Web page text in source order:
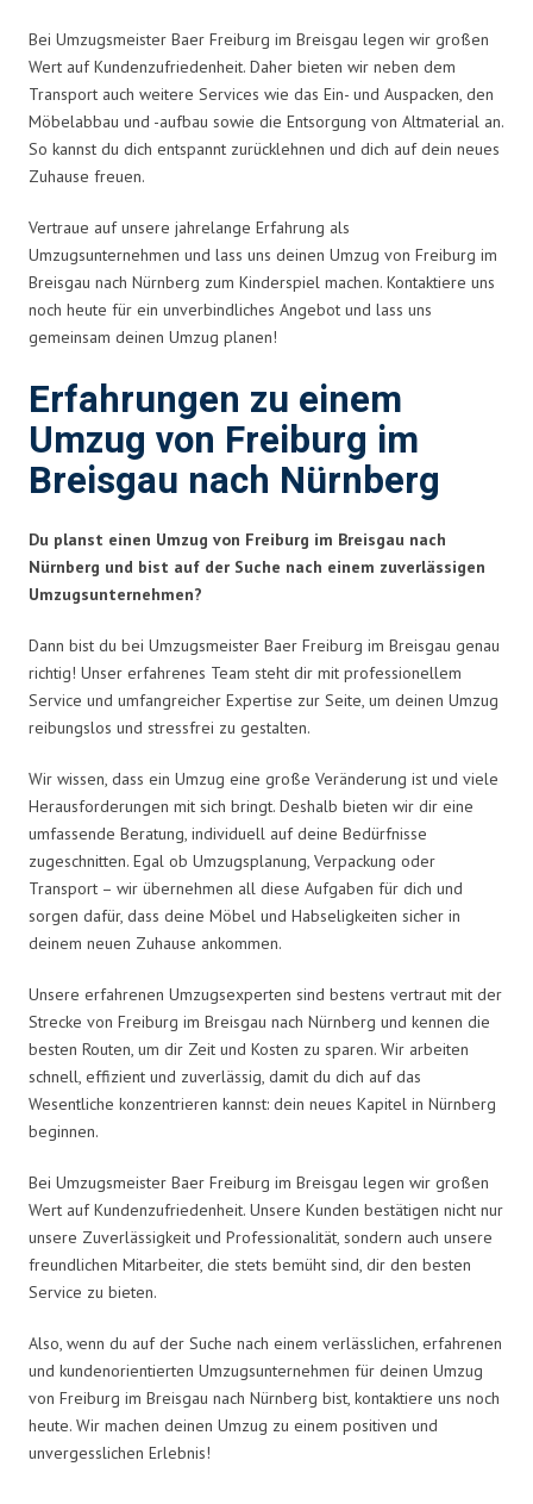
Bei Umzugsmeister Baer Freiburg im Breisgau legen wir großen
Wert auf Kundenzufriedenheit. Daher bieten wir neben dem
Transport auch weitere Services wie das Ein- und Auspacken, den
Möbelabbau und -aufbau sowie die Entsorgung von Altmaterial an.
So kannst du dich entspannt zurücklehnen und dich auf dein neues
Zuhause freuen.
Vertraue auf unsere jahrelange Erfahrung als
Umzugsunternehmen und lass uns deinen Umzug von Freiburg im
Breisgau nach Nürnberg zum Kinderspiel machen. Kontaktiere uns
noch heute für ein unverbindliches Angebot und lass uns
gemeinsam deinen Umzug planen!
Erfahrungen zu einem
Umzug von Freiburg im
Breisgau nach Nürnberg
Du planst einen Umzug von Freiburg im Breisgau nach
Nürnberg und bist auf der Suche nach einem zuverlässigen
Umzugsunternehmen?
Dann bist du bei Umzugsmeister Baer Freiburg im Breisgau genau
richtig! Unser erfahrenes Team steht dir mit professionellem
Service und umfangreicher Expertise zur Seite, um deinen Umzug
reibungslos und stressfrei zu gestalten.
Wir wissen, dass ein Umzug eine große Veränderung ist und viele
Herausforderungen mit sich bringt. Deshalb bieten wir dir eine
umfassende Beratung, individuell auf deine Bedürfnisse
zugeschnitten. Egal ob Umzugsplanung, Verpackung oder
Transport – wir übernehmen all diese Aufgaben für dich und
sorgen dafür, dass deine Möbel und Habseligkeiten sicher in
deinem neuen Zuhause ankommen.
Unsere erfahrenen Umzugsexperten sind bestens vertraut mit der
Strecke von Freiburg im Breisgau nach Nürnberg und kennen die
besten Routen, um dir Zeit und Kosten zu sparen. Wir arbeiten
schnell, effizient und zuverlässig, damit du dich auf das
Wesentliche konzentrieren kannst: dein neues Kapitel in Nürnberg
beginnen.
Bei Umzugsmeister Baer Freiburg im Breisgau legen wir großen
Wert auf Kundenzufriedenheit. Unsere Kunden bestätigen nicht nur
unsere Zuverlässigkeit und Professionalität, sondern auch unsere
freundlichen Mitarbeiter, die stets bemüht sind, dir den besten
Service zu bieten.
Also, wenn du auf der Suche nach einem verlässlichen, erfahrenen
und kundenorientierten Umzugsunternehmen für deinen Umzug
von Freiburg im Breisgau nach Nürnberg bist, kontaktiere uns noch
heute. Wir machen deinen Umzug zu einem positiven und
unvergesslichen Erlebnis!